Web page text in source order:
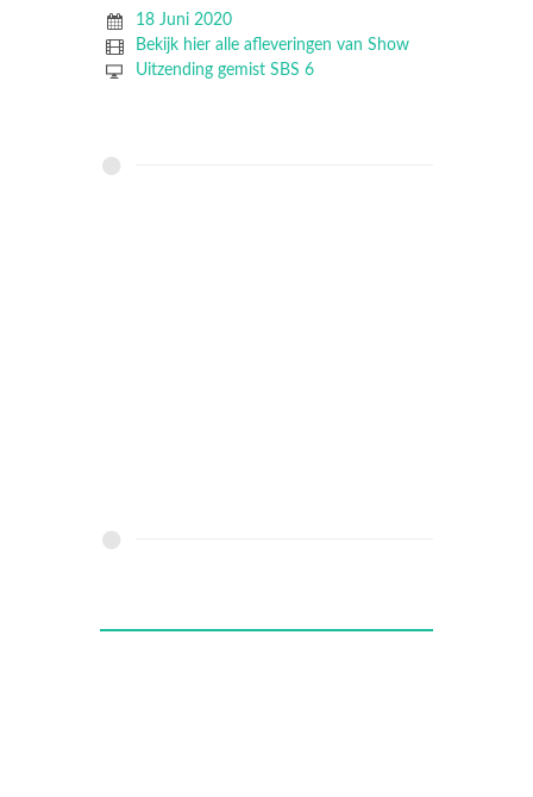
18 Juni 2020
Bekijk hier alle afleveringen van Show
Uitzending gemist SBS 6